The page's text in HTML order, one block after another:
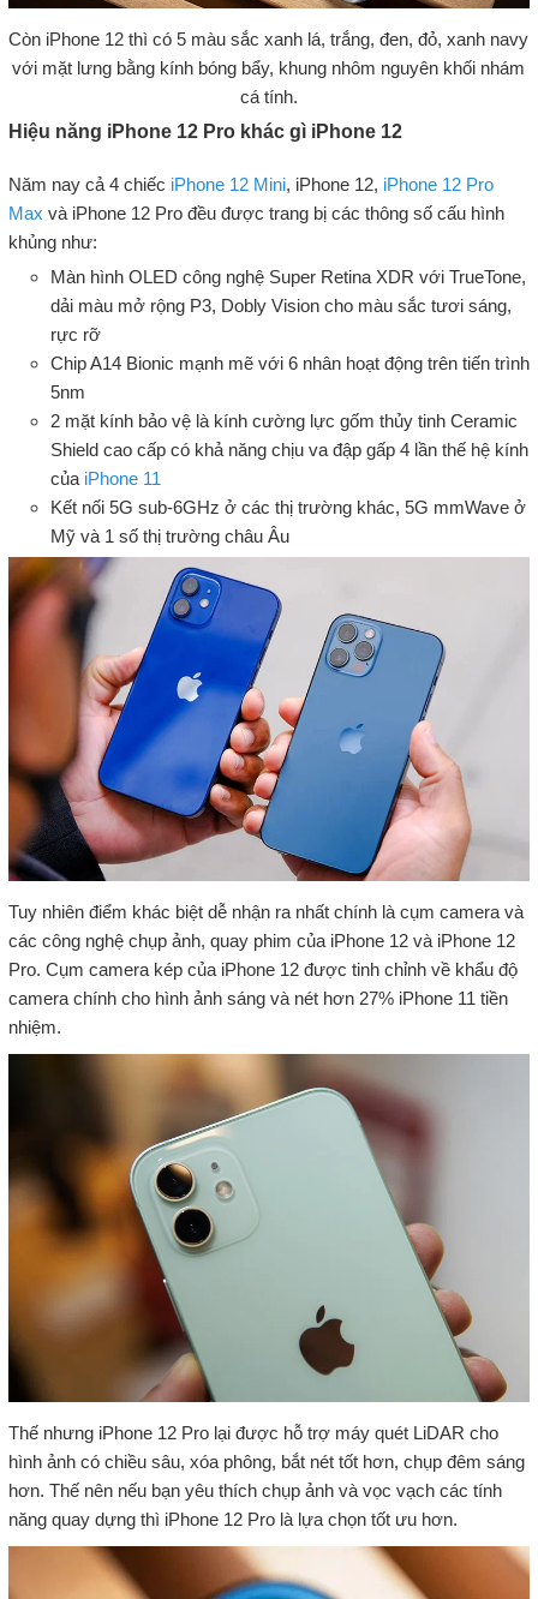
Còn iPhone 12 thì có 5 màu sắc xanh lá, trắng, đen, đỏ, xanh navy
với mặt lưng bằng kính bóng bẩy, khung nhôm nguyên khối nhám
cá tính.
Hiệu năng iPhone 12 Pro khác gì iPhone 12
Năm nay cả 4 chiếc iPhone 12 Mini, iPhone 12, iPhone 12 Pro
Max và iPhone 12 Pro đều được trang bị các thông số cấu hình
khủng như:
Màn hình OLED công nghệ Super Retina XDR với TrueTone,
dải màu mở rộng P3, Dobly Vision cho màu sắc tươi sáng,
rực rỡ
Chip A14 Bionic mạnh mẽ với 6 nhân hoạt động trên tiến trình
5nm
2 mặt kính bảo vệ là kính cường lực gốm thủy tinh Ceramic
Shield cao cấp có khả năng chịu va đập gấp 4 lần thế hệ kính
của iPhone 11
Kết nối 5G sub-6GHz ở các thị trường khác, 5G mmWave ở
Mỹ và 1 số thị trường châu Âu
Tuy nhiên điểm khác biệt dễ nhận ra nhất chính là cụm camera và
các công nghệ chụp ảnh, quay phim của iPhone 12 và iPhone 12
Pro. Cụm camera kép của iPhone 12 được tinh chỉnh về khẩu độ
camera chính cho hình ảnh sáng và nét hơn 27% iPhone 11 tiền
nhiệm.
Thế nhưng iPhone 12 Pro lại được hỗ trợ máy quét LiDAR cho
hình ảnh có chiều sâu, xóa phông, bắt nét tốt hơn, chụp đêm sáng
hơn. Thế nên nếu bạn yêu thích chụp ảnh và vọc vạch các tính
năng quay dựng thì iPhone 12 Pro là lựa chọn tốt ưu hơn.